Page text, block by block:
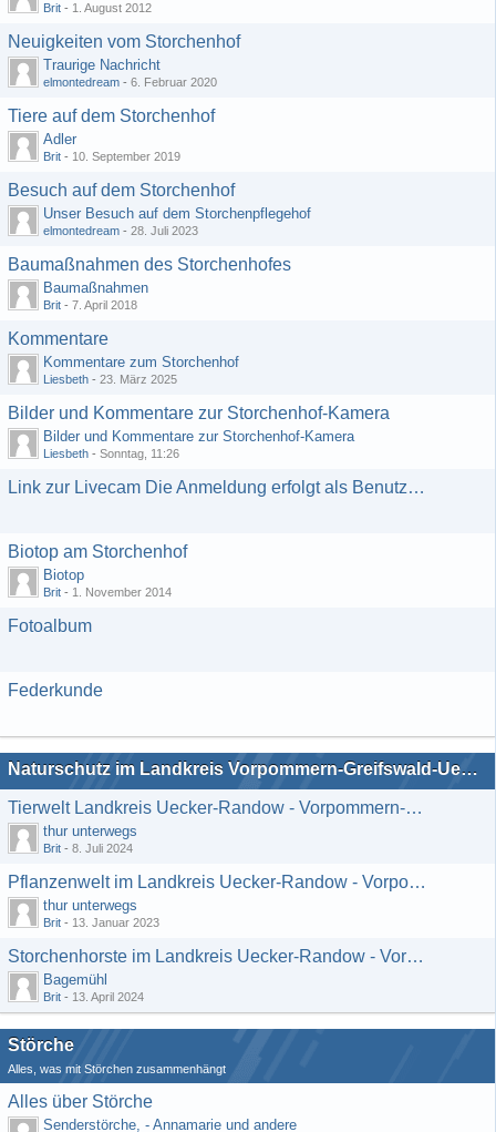
Brit - 1. August 2012
Neuigkeiten vom Storchenhof
Traurige Nachricht
elmontedream - 6. Februar 2020
Tiere auf dem Storchenhof
Adler
Brit - 10. September 2019
Besuch auf dem Storchenhof
Unser Besuch auf dem Storchenpflegehof
elmontedream - 28. Juli 2023
Baumaßnahmen des Storchenhofes
Baumaßnahmen
Brit - 7. April 2018
Kommentare
Kommentare zum Storchenhof
Liesbeth - 23. März 2025
Bilder und Kommentare zur Storchenhof-Kamera
Bilder und Kommentare zur Storchenhof-Kamera
Liesbeth - Sonntag, 11:26
Link zur Livecam Die Anmeldung erfolgt als Benutzer: gast mit dem Passwort: gast
Biotop am Storchenhof
Biotop
Brit - 1. November 2014
Fotoalbum
Federkunde
Naturschutz im Landkreis Vorpommern-Greifswald-Uecker-Randow
Tierwelt Landkreis Uecker-Randow - Vorpommern-Greifswald
thur unterwegs
Brit - 8. Juli 2024
Pflanzenwelt im Landkreis Uecker-Randow - Vorpommern-Greifswald
thur unterwegs
Brit - 13. Januar 2023
Storchenhorste im Landkreis Uecker-Randow - Vorpommern-Greifswald
Bagemühl
Brit - 13. April 2024
Störche
Alles, was mit Störchen zusammenhängt
Alles über Störche
Senderstörche, - Annamarie und andere